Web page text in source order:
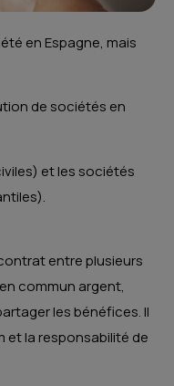
en Espagne, mais
de sociétés en
et les sociétés
entre plusieurs
commun argent,
les bénéfices. Il
et la responsabilité de